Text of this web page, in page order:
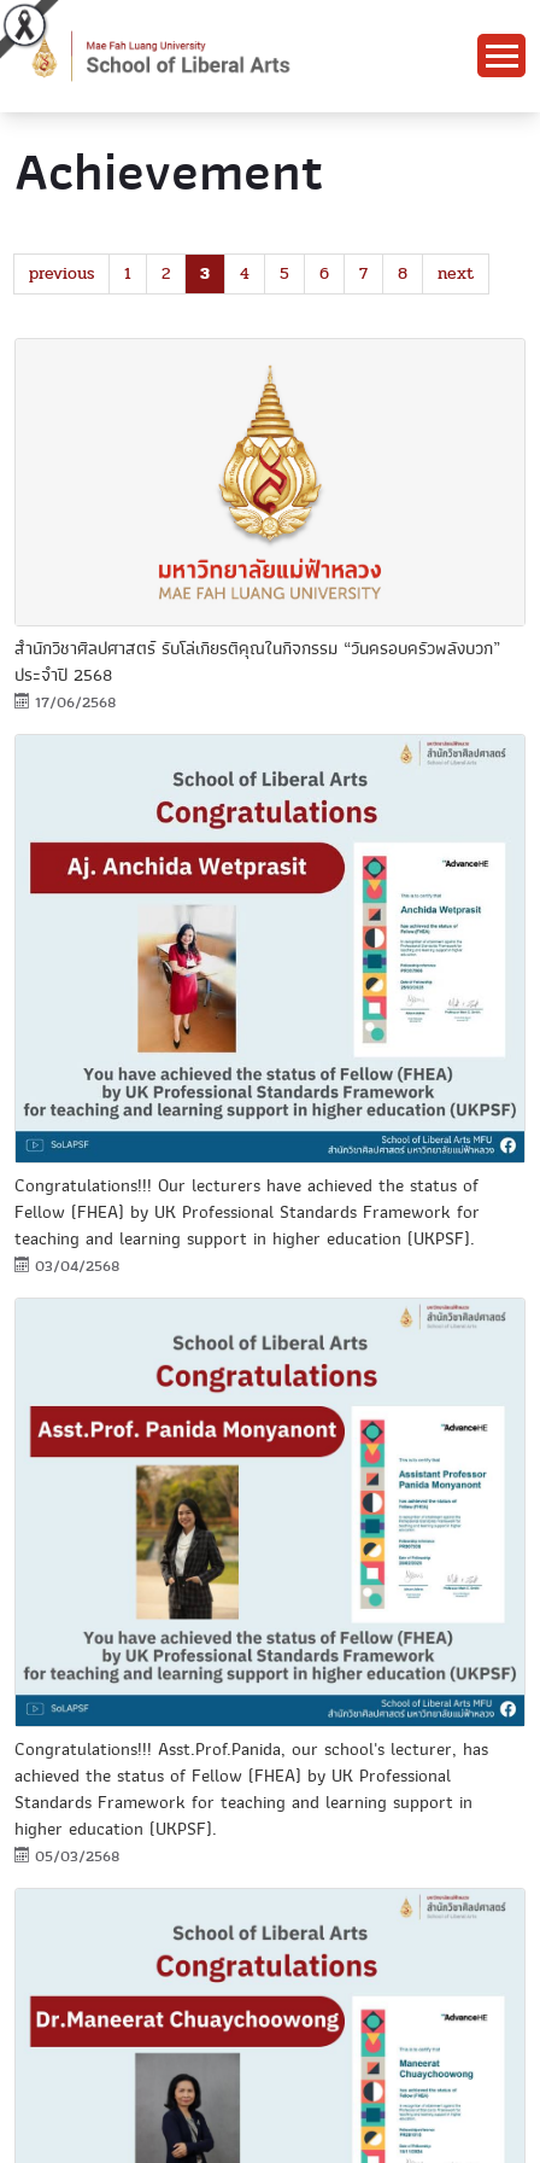
Achievement
previous 1 2 3 4 5 6 7 8 next
สำนักวิชาศิลปศาสตร์ รับโล่เกียรติคุณในกิจกรรม “วันครอบครัวพลังบวก”
ประจำปี 2568
17/06/2568
Congratulations!!! Our lecturers have achieved the status of
Fellow (FHEA) by UK Professional Standards Framework for
teaching and learning support in higher education (UKPSF).
03/04/2568
Congratulations!!! Asst.Prof.Panida, our school's lecturer, has
achieved the status of Fellow (FHEA) by UK Professional
Standards Framework for teaching and learning support in
higher education (UKPSF).
05/03/2568